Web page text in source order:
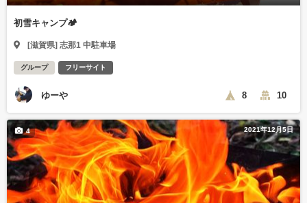
初雪キャンプ🏕
[滋賀県] 志那1 中駐車場
グループ フリーサイト
ゆーや 8 10
2021年12月5日
4